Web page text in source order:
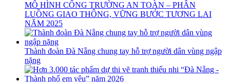
MÔ HÌNH CỔNG TRƯỜNG AN TOÀN – PHÂN
LUỒNG GIAO THÔNG, VỮNG BƯỚC TƯƠNG LAI
NĂM 2025
Thành đoàn Đà Nẵng chung tay hỗ trợ người dân vùng ngập
nặng